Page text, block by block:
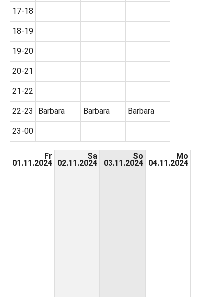
17-18
18-19
19-20
20-21
21-22
22-23
23-00
Barbara Barbara Barbara
Fr
01.11.2024
Sa
02.11.2024
So
03.11.2024
Mo
04.11.2024